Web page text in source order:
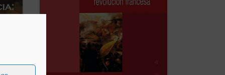
de
descristianizar al Estado y la ciudadanía
franceses, tuvo, en realidad, orígenes
religiosos e incluso cristianos, que se
(ver ficha)